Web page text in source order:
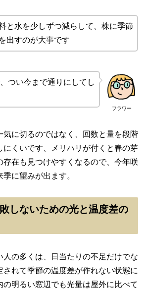
と水を少しずつ減らして、株に季節
出すのが大事です
フラワー
つい今まで通りにしてし
気に切るのではなく、回数と量を段階
にくいです、メリハリが付くと春の芽
存在も見つけやすくなるので、今年咲
に望みが出ます。
しないための光と温度差の
人の多くは、日当たりの不足だけでな
されて季節の温度差が作れない状態に
の明るい窓辺でも光量は屋外に比べて